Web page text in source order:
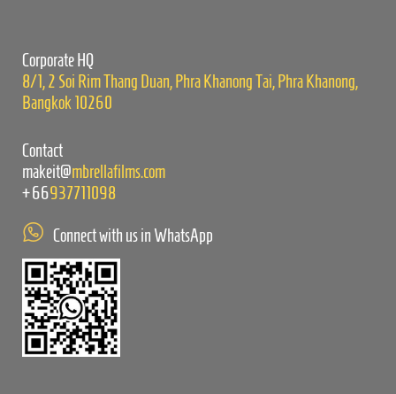
Corporate HQ
8/1, 2 Soi Rim Thang Duan, Phra Khanong Tai, Phra Khanong,
Bangkok 10260
Contact
makeit@mbrellafilms.com
+66937711098
Connect with us in WhatsApp